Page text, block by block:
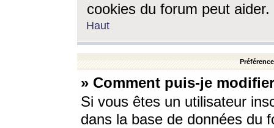
cookies du forum peut aider.
Haut
» Comment puis-je
Si vous êtes un utilisateur
dans la base de données du